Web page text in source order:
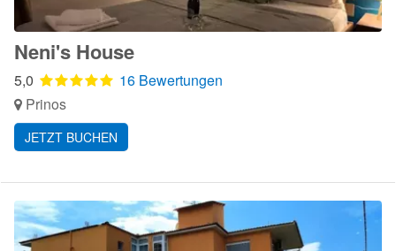
Neni's House
5,0
16 Bewertungen
Prinos
JETZT BUCHEN